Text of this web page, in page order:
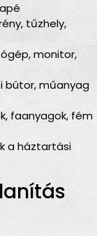
tűzhely,
monitor,
bútor, műanyag
faanyagok, fém
a háztartási